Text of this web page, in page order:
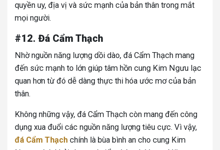
quyền uy, địa vị và sức mạnh của bản thân trong mắt
mọi người.
#12. Đá Cẩm Thạch
Nhờ nguồn năng lượng dồi dào, đá Cẩm Thạch mang
đến sức mạnh to lớn giúp tâm hồn cung Kim Ngưu lạc
quan hơn từ đó dễ dàng thực thi hóa ước mơ của bản
thân.
Không những vậy, đá Cẩm Thạch còn mang đến công
dụng xua đuổi các nguồn năng lượng tiêu cực. Vì vậy,
đá Cẩm Thạch chính là bùa bình an cho cung Kim